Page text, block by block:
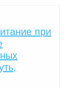
при